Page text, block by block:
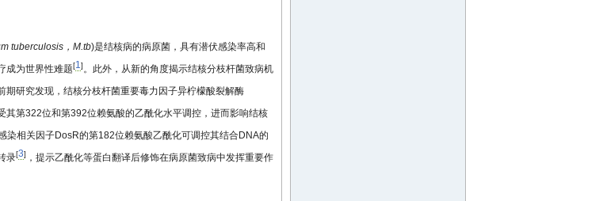
tuberculosis，M.tb)是结核病的病原菌，具有潜伏感染率高和
成为世界性难题[1]。此外，从新的角度揭示结核分枝杆菌致病机
期研究发现，结核分枝杆菌重要毒力因子异柠檬酸裂解酶
其第322位和第392位赖氨酸的乙酰化水平调控，进而影响结核
染相关因子DosR的第182位赖氨酸乙酰化可调控其结合DNA的
录[3] ，提示乙酰化等蛋白翻译后修饰在病原菌致病中发挥重要作